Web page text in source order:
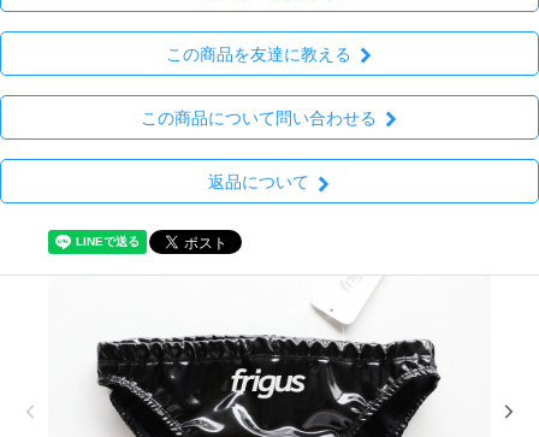
この商品を友達に教える
この商品について問い合わせる
返品について